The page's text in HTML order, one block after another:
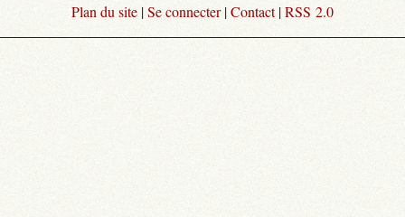
Plan du site |Se connecter|Contact|RSS 2.0